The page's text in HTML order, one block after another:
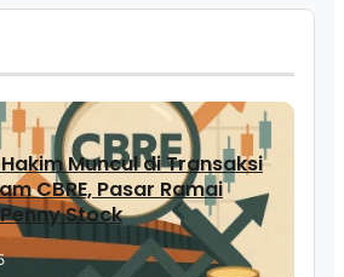
Muncul di Transaksi
CBRE, Pasar Ramai
Stock